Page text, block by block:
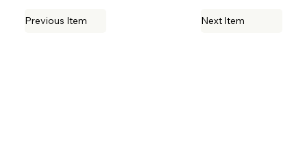
Next Item
Previous Item